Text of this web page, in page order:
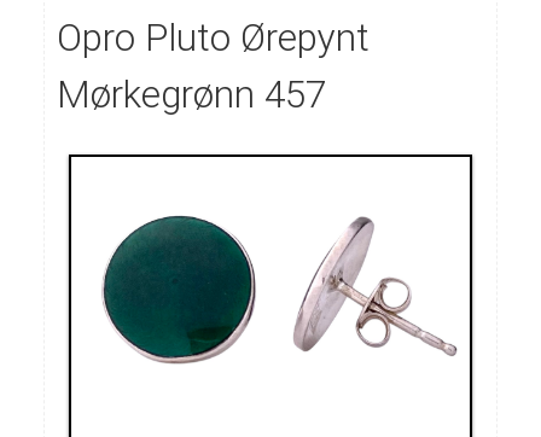
Opro Pluto Ørepynt
Mørkegrønn 457